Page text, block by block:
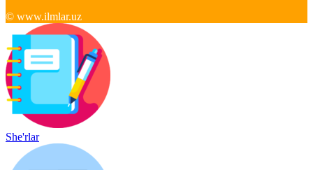
© www.ilmlar.uz
She'rlar